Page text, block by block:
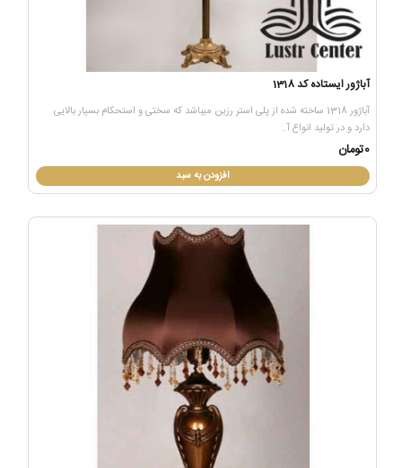
آباژور ایستاده کد 1318
آباژور 1318 ساخته شده از پلی استر رزین میباشد که سختی و استحکام بسیار بالایی
دارد و در تولید انواع آ..
0تومان
افزودن به سبد